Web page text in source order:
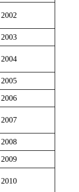
2002
2003
2004
2005
2006
2007
2008
2009
2010